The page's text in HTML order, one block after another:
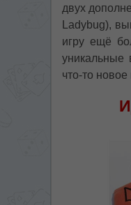
двух
Ladybug),
игру ещё
уникальные
что-то